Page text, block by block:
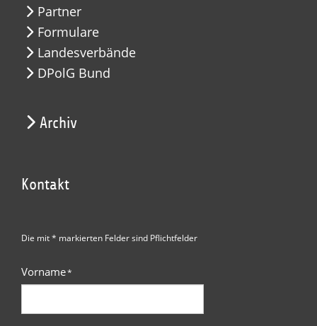
Partner
Formulare
Landesverbände
DPolG Bund
Archiv
Kontakt
Die mit * markierten Felder sind Pflichtfelder
Vorname*